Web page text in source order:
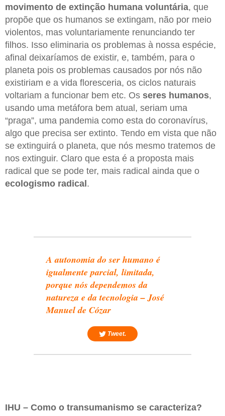
movimento de extinção humana voluntária, que
propõe que os humanos se extingam, não por meio
violentos, mas voluntariamente renunciando ter
filhos. Isso eliminaria os problemas à nossa espécie,
afinal deixaríamos de existir, e, também, para o
planeta pois os problemas causados por nós não
existiriam e a vida floresceria, os ciclos naturais
voltariam a funcionar bem etc. Os seres humanos,
usando uma metáfora bem atual, seriam uma
“praga”, uma pandemia como esta do coronavírus,
algo que precisa ser extinto. Tendo em vista que não
se extinguirá o planeta, que nós mesmo tratemos de
nos extinguir. Claro que esta é a proposta mais
radical que se pode ter, mais radical ainda que o
ecologismo radical.
A autonomia do ser humano é
igualmente parcial, limitada,
porque nós dependemos da
natureza e da tecnologia – José
Manuel de Cózar
Tweet.
IHU – Como o transumanismo se caracteriza?